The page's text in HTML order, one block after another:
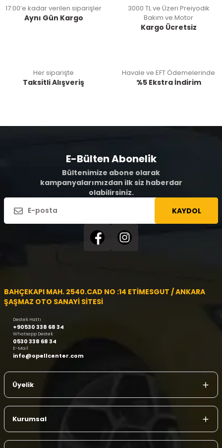
17:00’e kadar verilen siparişler
Aynı Gün Kargo
3000 TL ve Üzeri Preiyodik
Bakım ve Motor
Kargo Ücretsiz
Her siparişte
Taksitli Alışveriş
Havale ve EFT Ödemelerinde
%5 Ekstra İndirim
E-Bülten Abonelik
Bültenimize abone olarak
kampanyalarımızdan ilk siz haberdar
olabilirsiniz.
KAYDOL
BAHÇEKAPI MAH. 2540.CAD NO :14 ETİMESGUT / ANKARA
ŞAŞMAZ OTO SANAYİ SİTESİ
Destek Hattı
+90530 338 68 34
Whatsapp Destek
0530 338 68 34
E-Mail
info@opellcenter.com
Üyelik
Kurumsal